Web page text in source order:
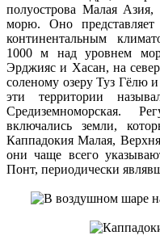
полуострова Малая
морю. Оно представляет
континентальным
1000 м над уровнем
Эрджияс и Хасан, на
соленому озеру Туз Гёлю
эти территории
Средиземноморская.
включались земли,
Каппадокия Малая,
они чаще всего
Понт, периодически